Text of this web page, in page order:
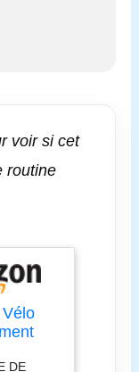
voir si cet
routine
DE